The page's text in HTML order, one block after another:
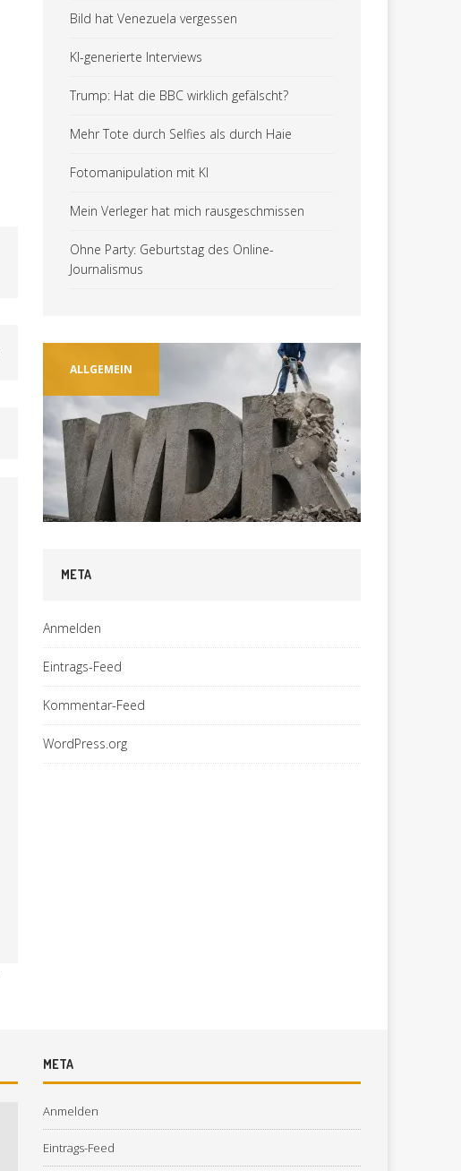
Bild hat Venezuela vergessen
KI-generierte Interviews
Trump: Hat die BBC wirklich gefälscht?
Mehr Tote durch Selfies als durch Haie
Fotomanipulation mit KI
Mein Verleger hat mich rausgeschmissen
Ohne Party: Geburtstag des Online-
Journalismus
ALLGEMEIN
META
Anmelden
Eintrags-Feed
Kommentar-Feed
WordPress.org
META
Anmelden
Eintrags-Feed